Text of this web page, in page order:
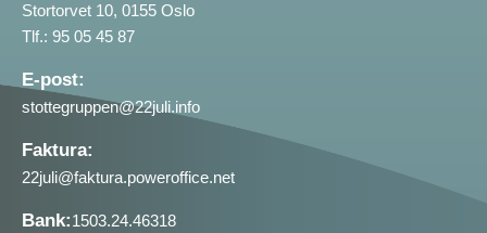
Stortorvet 10, 0155 Oslo
Tlf.: 95 05 45 87
E-post:
stottegruppen@22juli.info
Faktura:
22juli@faktura.poweroffice.net
Bank:1503.24.46318